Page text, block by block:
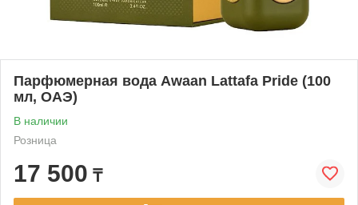
Парфюмерная вода Awaan Lattafa Pride (100
мл, ОАЭ)
В наличии
Розница
17 500 ₸